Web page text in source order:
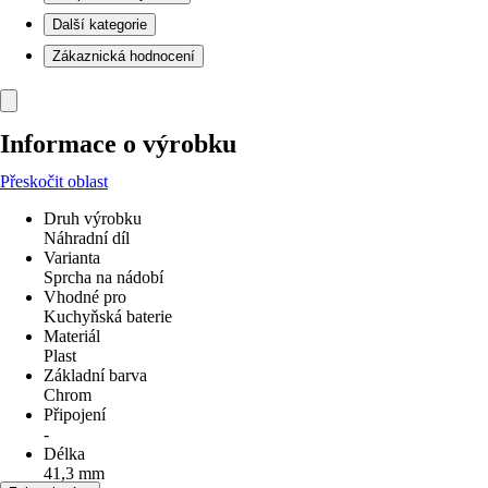
Další kategorie
Zákaznická hodnocení
Informace o výrobku
Přeskočit oblast
Druh výrobku
Náhradní díl
Varianta
Sprcha na nádobí
Vhodné pro
Kuchyňská baterie
Materiál
Plast
Základní barva
Chrom
Připojení
-
Délka
41,3 mm